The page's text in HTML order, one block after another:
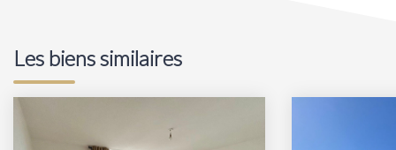
Les biens similaires